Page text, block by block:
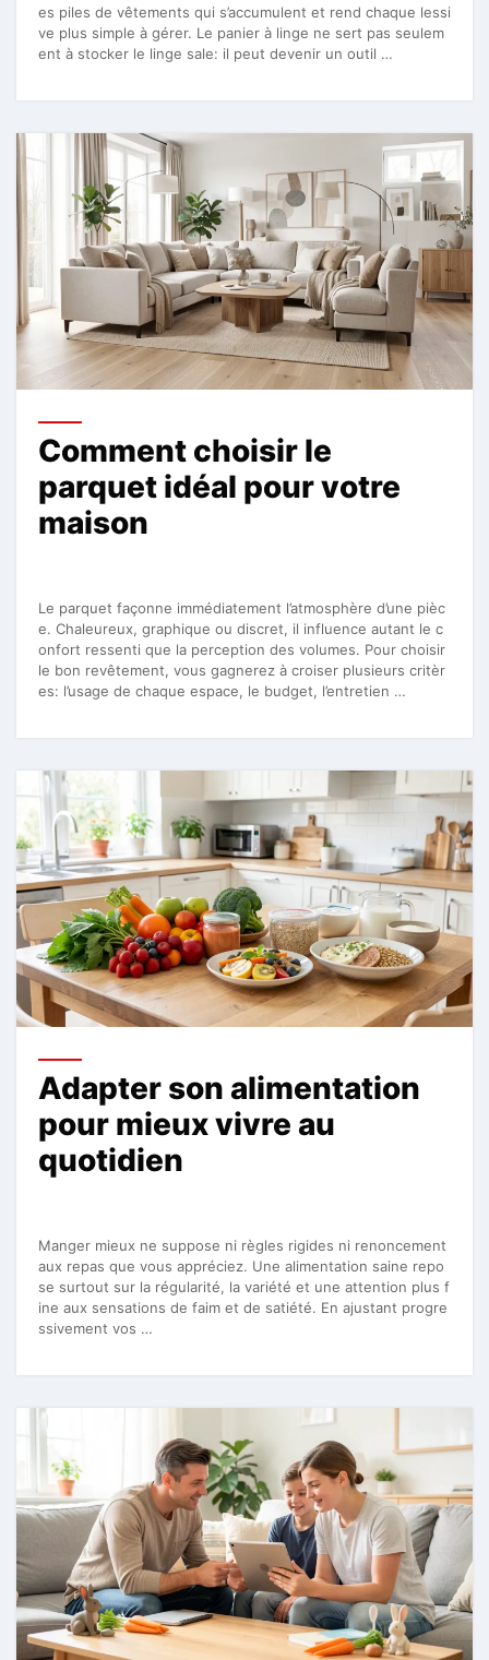
es piles de vêtements qui s’accumulent et rend chaque lessi
ve plus simple à gérer. Le panier à linge ne sert pas seulem
ent à stocker le linge sale: il peut devenir un outil …
Comment choisir le
parquet idéal pour votre
maison
Le parquet façonne immédiatement l’atmosphère d’une pièc
e. Chaleureux, graphique ou discret, il influence autant le c
onfort ressenti que la perception des volumes. Pour choisir
le bon revêtement, vous gagnerez à croiser plusieurs critèr
es: l’usage de chaque espace, le budget, l’entretien …
Adapter son alimentation
pour mieux vivre au
quotidien
Manger mieux ne suppose ni règles rigides ni renoncement
aux repas que vous appréciez. Une alimentation saine repo
se surtout sur la régularité, la variété et une attention plus f
ine aux sensations de faim et de satiété. En ajustant progre
ssivement vos …